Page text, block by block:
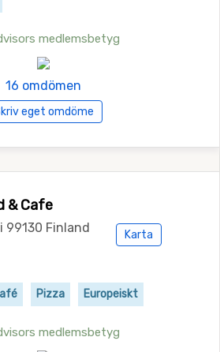
medlemsbetyg
16 omdömen
eget omdöme
& Cafe
99130 Finland Karta
Pizza Europeiskt
medlemsbetyg